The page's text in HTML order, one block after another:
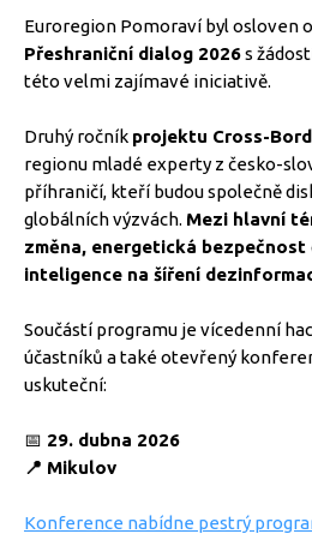
Euroregion Pomoraví byl osloven
Přeshraniční dialog 2026s
této velmi zajímavé iniciativě.
Druhý ročník projektu Cross-
regionu mladé experty z česko-
příhraničí, kteří budou společně
globálních výzvách. Mezi hlavní
změna, energetická bezpečnost
inteligence na šíření
Součástí programu je vícedenní
účastníků a také otevřený
uskuteční:
📅 29. dubna 2026
📍 Mikulov
Konference nabídne pestrý